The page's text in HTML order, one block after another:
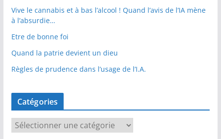
Vive le cannabis et à bas l’alcool ! Quand l’avis de l’IA mène
à l’absurdie…
Etre de bonne foi
Quand la patrie devient un dieu
Règles de prudence dans l’usage de l’I.A.
Catégories